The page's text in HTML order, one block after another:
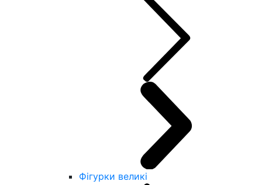
Фігурки великі